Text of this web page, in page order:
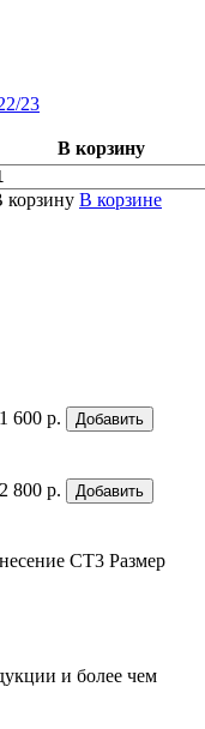
В корзину
корзину В корзине
600 р. Добавить
800 р. Добавить
СТ3 Размер
и более чем